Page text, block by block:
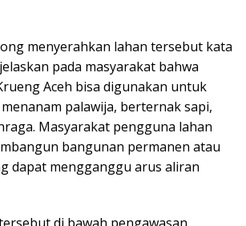
menyerahkan lahan tersebut kata
pada masyarakat bahwa
Aceh bisa digunakan untuk
palawija, berternak sapi,
Masyarakat pengguna lahan
bangunan permanen atau
dapat mengganggu arus aliran
di bawah pengawasan